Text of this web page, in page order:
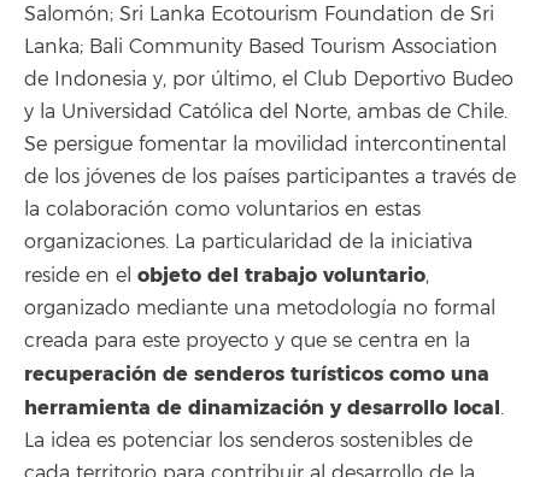
Salomón; Sri Lanka Ecotourism Foundation de Sri
Lanka; Bali Community Based Tourism Association
de Indonesia y, por último, el Club Deportivo Budeo
y la Universidad Católica del Norte, ambas de Chile.
Se persigue fomentar la movilidad intercontinental
de los jóvenes de los países participantes a través de
la colaboración como voluntarios en estas
organizaciones. La particularidad de la iniciativa
reside en el objeto del trabajo voluntario,
organizado mediante una metodología no formal
creada para este proyecto y que se centra en la
recuperación de senderos turísticos como una
herramienta de dinamización y desarrollo local.
La idea es potenciar los senderos sostenibles de